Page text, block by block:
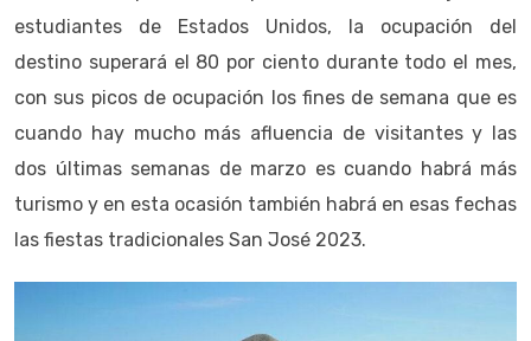
estudiantes de Estados Unidos, la ocupación del
destino superará el 80 por ciento durante todo el mes,
con sus picos de ocupación los fines de semana que es
cuando hay mucho más afluencia de visitantes y las
dos últimas semanas de marzo es cuando habrá más
turismo y en esta ocasión también habrá en esas fechas
las fiestas tradicionales San José 2023.